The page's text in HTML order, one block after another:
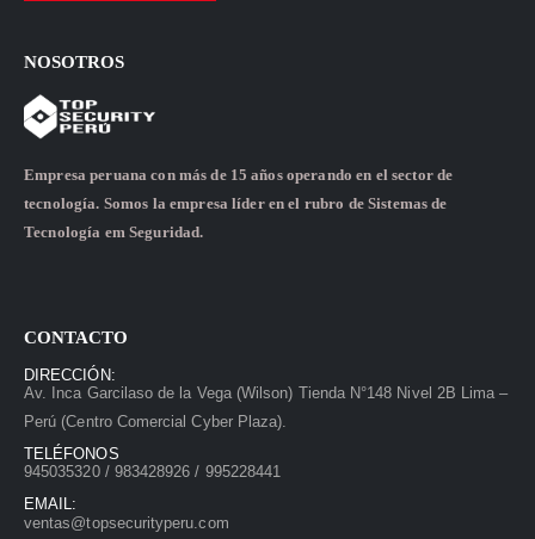
NOSOTROS
Empresa peruana con más de 15 años operando en el sector de
tecnología. Somos la empresa líder en el rubro de Sistemas de
Tecnología em Seguridad.
CONTACTO
DIRECCIÓN:
Av. Inca Garcilaso de la Vega (Wilson) Tienda N°148 Nivel 2B Lima –
Perú (Centro Comercial Cyber Plaza).
TELÉFONOS
945035320 / 983428926 / 995228441
EMAIL:
ventas@topsecurityperu.com